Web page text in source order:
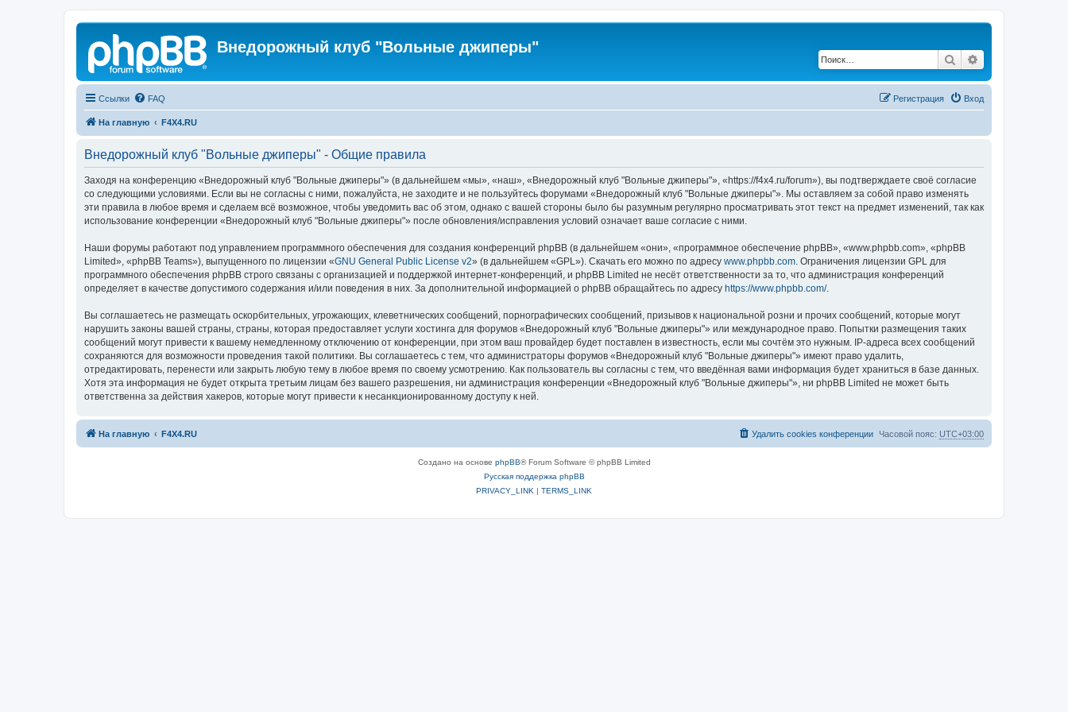
Внедорожный клуб "Вольные джиперы"
Поиск
Ссылки FAQ Вход
Регистрация
На главную F4X4.RU
Внедорожный клуб "Вольные джиперы" - Общие правила
Заходя на конференцию «Внедорожный клуб "Вольные джиперы"» (в дальнейшем «мы», «наш», «Внедорожный клуб "Вольные джиперы"», «https://f4x4.ru/forum»), вы подтверждаете своё согласие
со следующими условиями. Если вы не согласны с ними, пожалуйста, не заходите и не пользуйтесь форумами «Внедорожный клуб "Вольные джиперы"». Мы оставляем за собой право изменять
эти правила в любое время и сделаем всё возможное, чтобы уведомить вас об этом, однако с вашей стороны было бы разумным регулярно просматривать этот текст на предмет изменений, так как
использование конференции «Внедорожный клуб "Вольные джиперы"» после обновления/исправления условий означает ваше согласие с ними.
Наши форумы работают под управлением программного обеспечения для создания конференций phpBB (в дальнейшем «они», «программное обеспечение phpBB», «www.phpbb.com», «phpBB
Limited», «phpBB Teams»), выпущенного по лицензии «GNU General Public License v2» (в дальнейшем «GPL»). Скачать его можно по адресу www.phpbb.com. Ограничения лицензии GPL для
программного обеспечения phpBB строго связаны с организацией и поддержкой интернет-конференций, и phpBB Limited не несёт ответственности за то, что администрация конференций
определяет в качестве допустимого содержания и/или поведения в них. За дополнительной информацией о phpBB обращайтесь по адресу https://www.phpbb.com/.
Вы соглашаетесь не размещать оскорбительных, угрожающих, клеветнических сообщений, порнографических сообщений, призывов к национальной розни и прочих сообщений, которые могут
нарушить законы вашей страны, страны, которая предоставляет услуги хостинга для форумов «Внедорожный клуб "Вольные джиперы"» или международное право. Попытки размещения таких
сообщений могут привести к вашему немедленному отключению от конференции, при этом ваш провайдер будет поставлен в известность, если мы сочтём это нужным. IP-адреса всех сообщений
сохраняются для возможности проведения такой политики. Вы соглашаетесь с тем, что администраторы форумов «Внедорожный клуб "Вольные джиперы"» имеют право удалить,
отредактировать, перенести или закрыть любую тему в любое время по своему усмотрению. Как пользователь вы согласны с тем, что введённая вами информация будет храниться в базе данных.
Хотя эта информация не будет открыта третьим лицам без вашего разрешения, ни администрация конференции «Внедорожный клуб "Вольные джиперы"», ни phpBB Limited не может быть
ответственна за действия хакеров, которые могут привести к несанкционированному доступу к ней.
На главную F4X4.RU Часовой пояс: UTC+03:00
Удалить cookies конференции
Создано на основе phpBB® Forum Software © phpBB Limited
Русская поддержка phpBB
PRIVACY_LINK | TERMS_LINK